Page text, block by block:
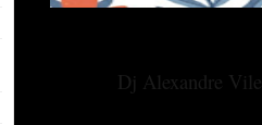
Dj Alexandre